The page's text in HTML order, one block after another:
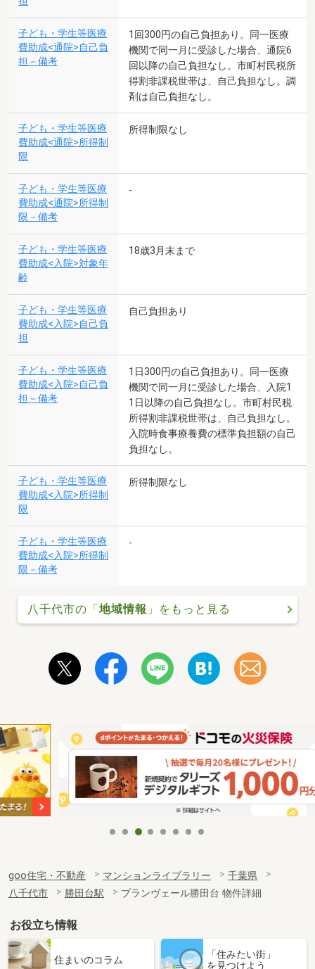
子ども・学生等医療
費助成<通院>自己負
担－備考
1回300円の自己負担あり。同一医療
機関で同一月に受診した場合、通院6
回以降の自己負担なし。市町村民税所
得割非課税世帯は、自己負担なし。調
剤は自己負担なし。
子ども・学生等医療
費助成<通院>所得制
限
所得制限なし
子ども・学生等医療
費助成<通院>所得制
限－備考
-
子ども・学生等医療
費助成<入院>対象年
齢
18歳3月末まで
子ども・学生等医療
費助成<入院>自己負
担
自己負担あり
子ども・学生等医療
費助成<入院>自己負
担－備考
1日300円の自己負担あり。同一医療
機関で同一月に受診した場合、入院1
1日以降の自己負担なし。市町村民税
所得割非課税世帯は、自己負担なし。
入院時食事療養費の標準負担額の自己
負担なし。
子ども・学生等医療
費助成<入院>所得制
限
所得制限なし
子ども・学生等医療
費助成<入院>所得制
限－備考
-
八千代市の「 地域情報 」をもっと見る
goo住宅・不動産 マンションライブラリー
千葉県
八千代市
勝田台駅 プランヴェール勝田台 物件詳細
お役立ち情報
住まいのコラム
「住みたい街」
を見つけよう